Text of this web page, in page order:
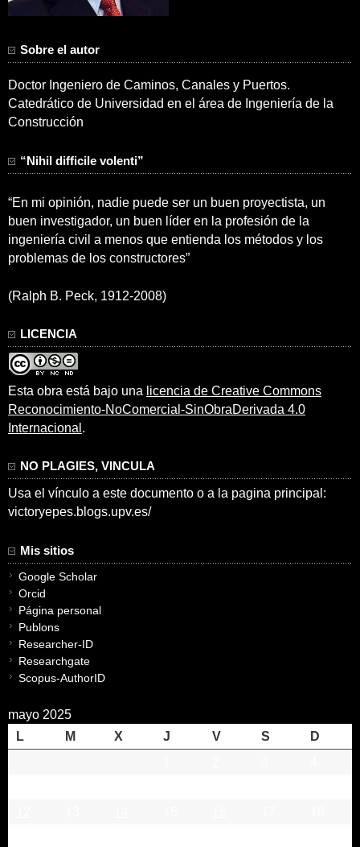
Sobre el autor
Doctor Ingeniero de Caminos, Canales y Puertos.
Catedrático de Universidad en el área de Ingeniería de la
Construcción
“Nihil difficile volenti”
“En mi opinión, nadie puede ser un buen proyectista, un
buen investigador, un buen líder en la profesión de la
ingeniería civil a menos que entienda los métodos y los
problemas de los constructores”
(Ralph B. Peck, 1912-2008)
LICENCIA
Esta obra está bajo una licencia de Creative Commons
Reconocimiento-NoComercial-SinObraDerivada 4.0
Internacional .
NO PLAGIES, VINCULA
Usa el vínculo a este documento o a la pagina principal:
victoryepes.blogs.upv.es/
Mis sitios
Google Scholar
Orcid
Página personal
Publons
Researcher-ID
Researchgate
Scopus-AuthorID
mayo 2025
L
M X J V S
D